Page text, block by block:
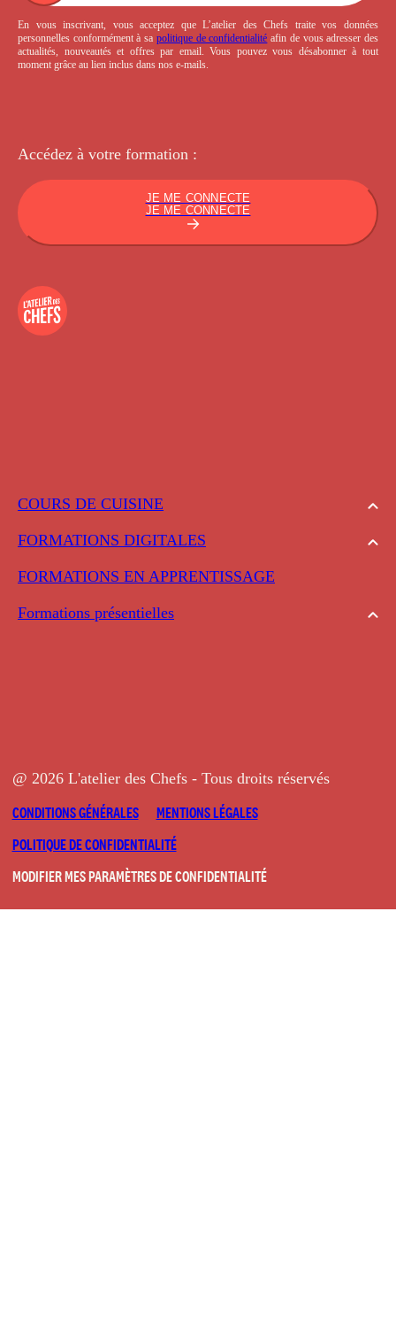
COURS DE CUISINE
FORMATIONS DIGITALES
FORMATIONS EN APPRENTISSAGE
Formations présentielles
En vous inscrivant, vous acceptez que L’atelier des Chefs traite vos données
personnelles conformément à sa politique de confidentialité afin de vous adresser des
actualités, nouveautés et offres par email. Vous pouvez vous désabonner à tout
moment grâce au lien inclus dans nos e-mails.
Accédez à votre formation :
JE ME CONNECTE
JE ME CONNECTE
@ 2026 L'atelier des Chefs - Tous droits réservés
CONDITIONS GÉNÉRALES
MENTIONS LÉGALES
POLITIQUE DE CONFIDENTIALITÉ
MODIFIER MES PARAMÈTRES DE CONFIDENTIALITÉ